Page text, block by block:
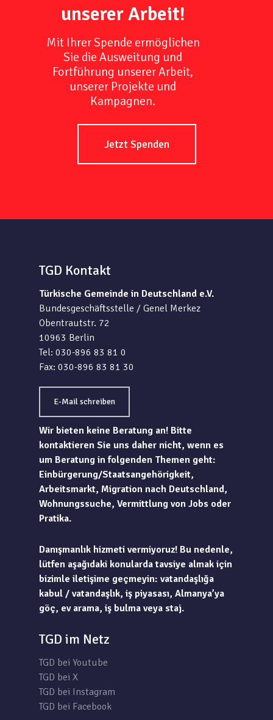
unserer Arbeit!
Mit Ihrer Spende ermöglichen
Sie die Ausweitung und
Fortführung unserer Arbeit,
unserer Projekte und
Kampagnen.
Jetzt Spenden
TGD Kontakt
Türkische Gemeinde in Deutschland e.V.
Bundesgeschäftsstelle / Genel Merkez
Obentrautstr. 72
10963 Berlin
Tel: 030-896 83 81 0
Fax: 030-896 83 81 30
E-Mail schreiben
Wir bieten keine Beratung an! Bitte
kontaktieren Sie uns daher nicht, wenn es
um Beratung in folgenden Themen geht:
Einbürgerung/Staatsangehörigkeit,
Arbeitsmarkt, Migration nach Deutschland,
Wohnungssuche, Vermittlung von Jobs oder
Pratika.
Danışmanlık hizmeti vermiyoruz! Bu nedenle,
lütfen aşağıdaki konularda tavsiye almak için
bizimle iletişime geçmeyin: vatandaşlığa
kabul / vatandaşlık, iş piyasası, Almanya’ya
göç, ev arama, iş bulma veya staj.
TGD im Netz
TGD bei Youtube
TGD bei X
TGD bei Instagram
TGD bei Facebook